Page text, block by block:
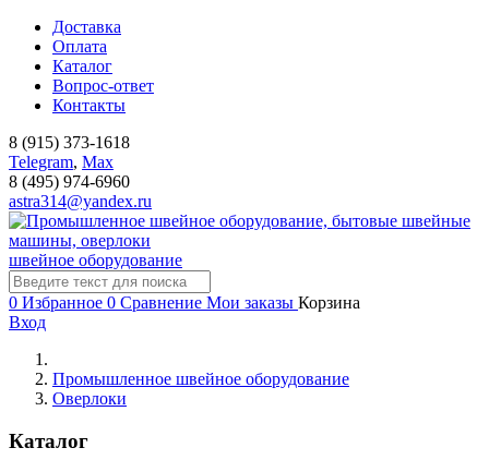
Доставка
Оплата
Каталог
Вопрос-ответ
Контакты
8 (915) 373-1618
Telegram, Мах
8 (495) 974-6960
astra314@yandex.ru
швейное оборудование
0 Избранное 0 Сравнение Мои заказы Корзина
Вход
Промышленное швейное оборудование
Оверлоки
Каталог